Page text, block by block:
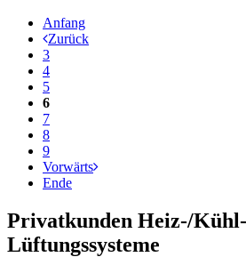
Anfang
Zurück
3
4
5
6
7
8
9
Vorwärts
Ende
Privatkunden Heiz-/
Lüftungssysteme